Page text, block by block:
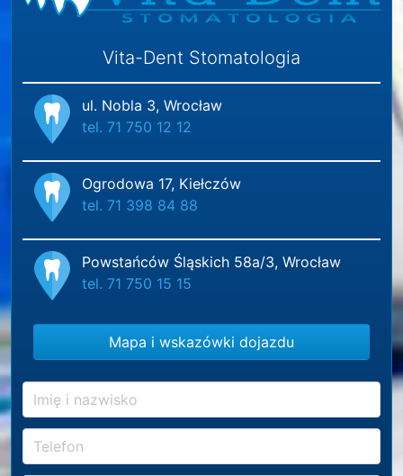
Vita-Dent Stomatologia
ul. Nobla 3, Wrocław
tel. 71 750 12 12
Ogrodowa 17, Kiełczów
tel. 71 398 84 88
Powstańców Śląskich 58a/3, Wrocław
tel. 71 750 15 15
Mapa i wskazówki dojazdu